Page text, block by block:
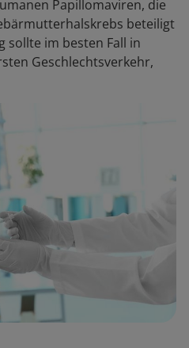
Papillomaviren, die
beteiligt
sollte im besten Fall in
Geschlechtsverkehr,